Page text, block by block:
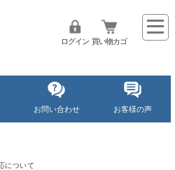
ログイン 買い物カゴ
お問い合わせ お客様の声
について